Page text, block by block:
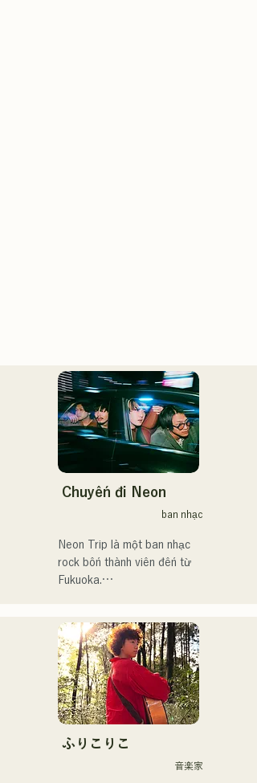
Chuyến đi Neon
ban nhạc
Neon Trip là một ban nhạc
rock bốn thành viên đến từ
Fukuoka.
albatross thành Neon Trip
vào tháng 11 năm 2023.
Tinh hoa nhạc pop rock
được thổi hồn vào những ca
khúc hoài niệm, do giọng ca
kiêm nghệ sĩ guitar Yuma
ふりこりこ
音楽家